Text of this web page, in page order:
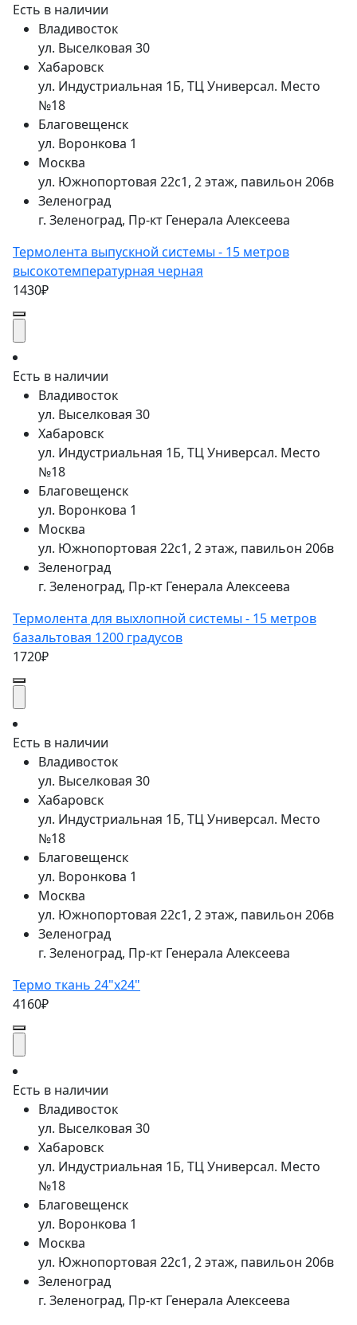
Есть в наличии
Владивосток
ул. Выселковая 30
Хабаровск
ул. Индустриальная 1Б, ТЦ Универсал. Место
№18
Благовещенск
ул. Воронкова 1
Москва
ул. Южнопортовая 22с1, 2 этаж, павильон 206в
Зеленоград
г. Зеленоград, Пр-кт Генерала Алексеева
Термолента выпускной системы - 15 метров
высокотемпературная черная
1430₽
Есть в наличии
Владивосток
ул. Выселковая 30
Хабаровск
ул. Индустриальная 1Б, ТЦ Универсал. Место
№18
Благовещенск
ул. Воронкова 1
Москва
ул. Южнопортовая 22с1, 2 этаж, павильон 206в
Зеленоград
г. Зеленоград, Пр-кт Генерала Алексеева
Термолента для выхлопной системы - 15 метров
базальтовая 1200 градусов
1720₽
Есть в наличии
Владивосток
ул. Выселковая 30
Хабаровск
ул. Индустриальная 1Б, ТЦ Универсал. Место
№18
Благовещенск
ул. Воронкова 1
Москва
ул. Южнопортовая 22с1, 2 этаж, павильон 206в
Зеленоград
г. Зеленоград, Пр-кт Генерала Алексеева
Термо ткань 24"x24"
4160₽
Есть в наличии
Владивосток
ул. Выселковая 30
Хабаровск
ул. Индустриальная 1Б, ТЦ Универсал. Место
№18
Благовещенск
ул. Воронкова 1
Москва
ул. Южнопортовая 22с1, 2 этаж, павильон 206в
Зеленоград
г. Зеленоград, Пр-кт Генерала Алексеева